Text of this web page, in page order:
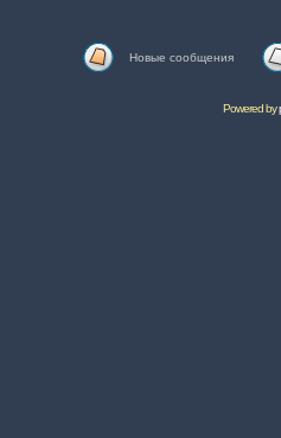
Новые сообщения
Powered by